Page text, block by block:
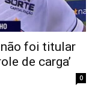
foi titular
de carga’
0